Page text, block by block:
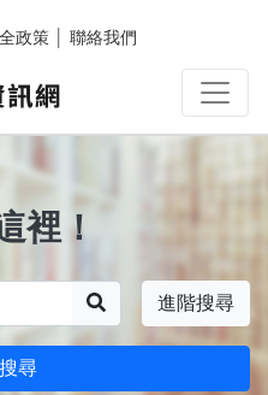
政策 聯絡我們
裡！
進階搜尋
尋